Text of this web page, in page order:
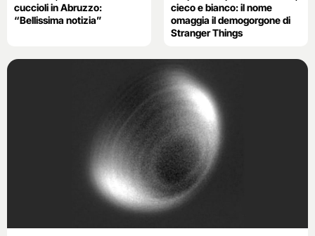
cuccioli in Abruzzo:
“Bellissima notizia”
cieco e bianco: il nome
omaggia il demogorgone di
Stranger Things